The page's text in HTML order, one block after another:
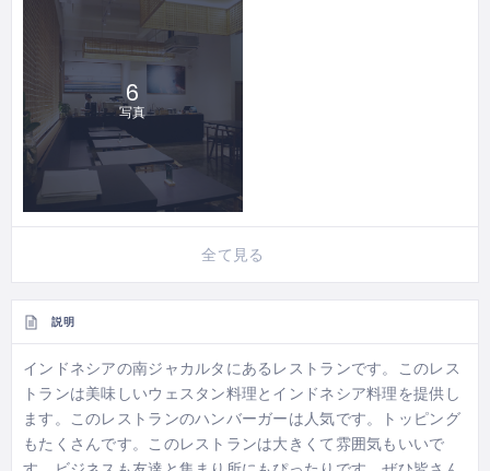
6
写真
全て見る
説明
インドネシアの南ジャカルタにあるレストランです。このレス
トランは美味しいウェスタン料理とインドネシア料理を提供し
ます。このレストランのハンバーガーは人気です。トッピング
もたくさんです。このレストランは大きくて雰囲気もいいで